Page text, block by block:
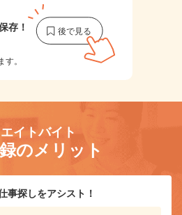
存！
。
イトバイト
のメリット
事探しをアシスト！